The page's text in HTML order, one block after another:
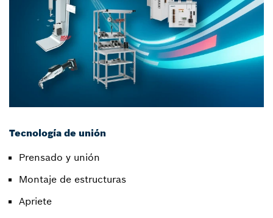
Tecnología de unión
Prensado y unión
Montaje de estructuras
Apriete